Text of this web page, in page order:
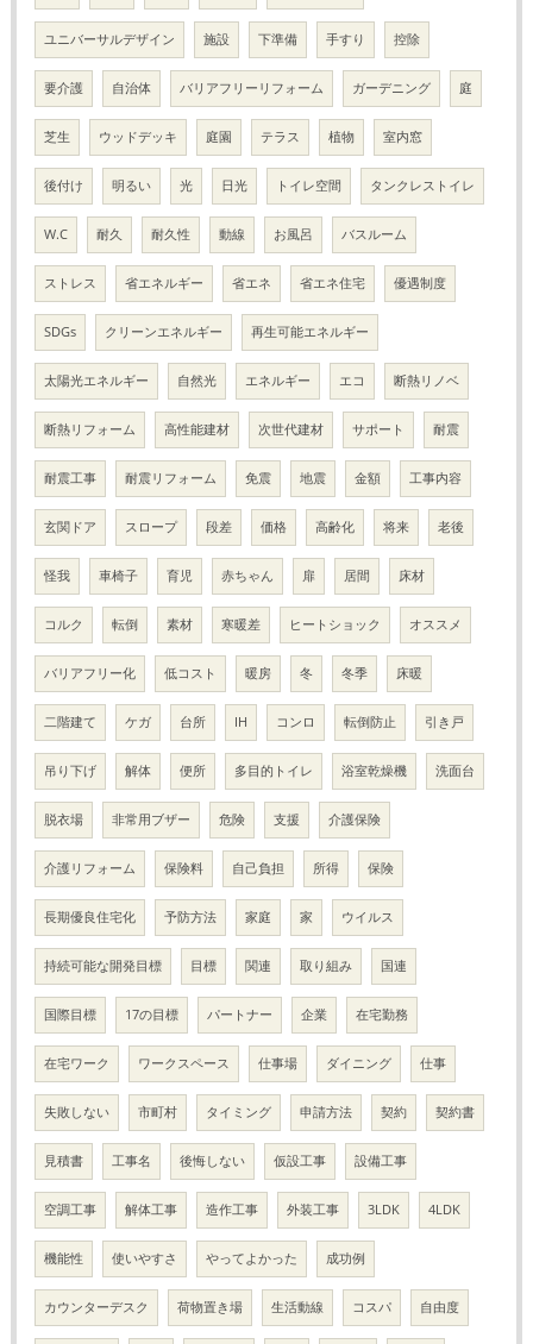
ユニバーサルデザイン 施設 下準備 手すり 控除
要介護 自治体 バリアフリーリフォーム ガーデニング 庭
芝生 ウッドデッキ 庭園 テラス 植物 室内窓
後付け 明るい 光 日光 トイレ空間 タンクレストイレ
W.C 耐久 耐久性 動線 お風呂 バスルーム
ストレス 省エネルギー 省エネ 省エネ住宅 優遇制度
SDGs クリーンエネルギー 再生可能エネルギー
太陽光エネルギー 自然光 エネルギー エコ 断熱リノベ
断熱リフォーム 高性能建材 次世代建材 サポート 耐震
耐震工事 耐震リフォーム 免震 地震 金額 工事内容
玄関ドア スロープ 段差 価格 高齢化 将来 老後
怪我 車椅子 育児 赤ちゃん 扉 居間 床材
コルク 転倒 素材 寒暖差 ヒートショック オススメ
バリアフリー化 低コスト 暖房 冬 冬季 床暖
二階建て ケガ 台所 IH コンロ 転倒防止 引き戸
吊り下げ 解体 便所 多目的トイレ 浴室乾燥機 洗面台
脱衣場 非常用ブザー 危険 支援 介護保険
介護リフォーム 保険料 自己負担 所得 保険
長期優良住宅化 予防方法 家庭 家 ウイルス
持続可能な開発目標 目標 関連 取り組み 国連
国際目標 17の目標 パートナー 企業 在宅勤務
在宅ワーク ワークスペース 仕事場 ダイニング 仕事
失敗しない 市町村 タイミング 申請方法 契約 契約書
見積書 工事名 後悔しない 仮設工事 設備工事
空調工事 解体工事 造作工事 外装工事 3LDK 4LDK
機能性 使いやすさ やってよかった 成功例
カウンターデスク 荷物置き場 生活動線 コスパ 自由度